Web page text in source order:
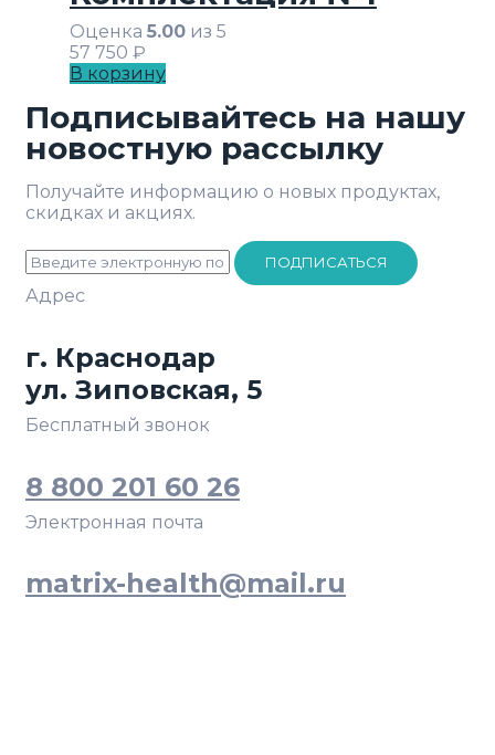
Оценка 5.00 из 5
57 750 ₽
В корзину
Подписывайтесь на нашу
новостную рассылку
Получайте информацию о новых продуктах,
скидках и акциях.
ПОДПИСАТЬСЯ
Адрес
г. Краснодар
ул. Зиповская, 5
Бесплатный звонок
8 800 201 60 26
Электронная почта
matrix-health@mail.ru